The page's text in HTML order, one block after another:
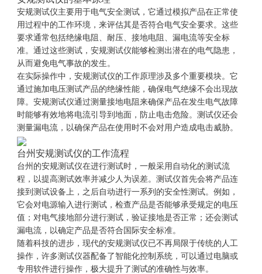
安规测试仪主要用于电气安全测试，它通过模拟产品在正常使
用过程中的工作环境，来评估其是否符合电气安全要求。这些
要求通常包括绝缘电阻、耐压、接地电阻、漏电流等安全标
准。通过这些测试，安规测试仪能够检测出潜在的电气隐患，
从而避免电气事故的发生。
在实际操作中，安规测试仪的工作原理涉及多个重要模块。它
通过施加电压测试产品的绝缘性能，确保电气绝缘不会出现故
障。安规测试仪通过测量接地电阻来确保产品在发生电气故障
时能够有效地将电流引导到地面，防止电击危险。测试仪还会
测量漏电流，以确保产品在使用时不会对用户造成电击威胁。
台州安规测试仪的工作流程
台州的安规测试仪在进行测试时，一般采用自动化的测试流
程，以提高测试效率并减少人为误差。测试仪首先会将产品连
接到测试设备上，之后自动进行一系列的安全性测试。例如，
它会对电源输入进行测试，检查产品是否能够承受规定的电压
值；对电气接地部分进行测试，验证接地是否正常；还会测试
漏电流，以确定产品是否符合国际安全标准。
随着科技的进步，现代的安规测试仪已不再局限于传统的人工
操作，许多测试仪器配备了智能化控制系统，可以通过电脑或
专用软件进行操作，极大提升了测试的准确性与效率。